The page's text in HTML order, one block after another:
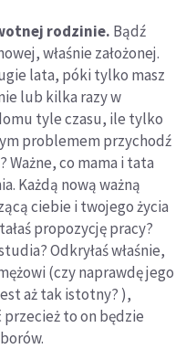
rodzinie. Bądź
właśnie założonej.
lata, póki tylko masz
lub kilka razy w
tyle czasu, ile tylko
problemem przychodź
Ważne, co mama i tata
Każdą nową ważną
ciebie i twojego życia
propozycję pracy?
Odkryłaś właśnie,
(czy naprawdę jego
aż tak istotny? ),
to on będzie